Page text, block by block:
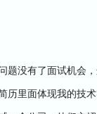
没有了面试机会，
里面体现我的技术